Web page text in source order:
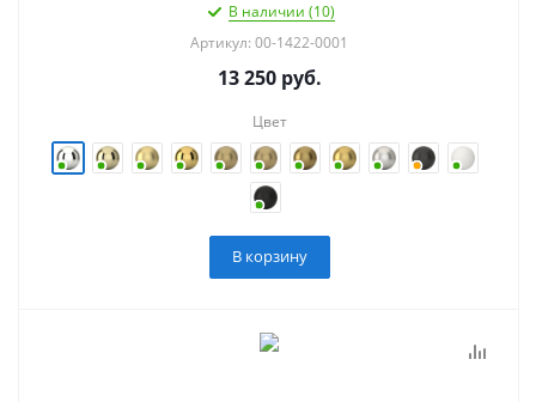
В наличии (10)
Артикул: 00-1422-0001
13 250руб.
Цвет
В корзину